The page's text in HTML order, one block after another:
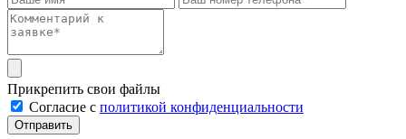
Прикрепить свои файлы
Cогласие с политикой конфиденциальности
Отправить